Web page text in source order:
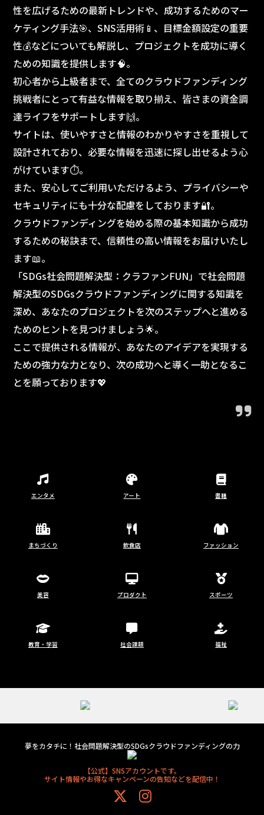
性を広げるための最新トレンドや、成功するためのマー
ケティング手法🎯、SNS活用術📱、目標金額設定の重要
性💰などについても解説し、プロジェクトを成功に導く
ための知識を提供します🧠。
初心者から上級者まで、全てのクラウドファンディング
挑戦者にとって有益な情報を取り揃え、皆さまの資金調
達ライフをサポートします🙌。
サイトは、使いやすさと情報のわかりやすさを重視して
設計されており、必要な情報を迅速に探し出せるよう心
がけています⏱️。
また、安心してご利用いただけるよう、プライバシーや
セキュリティにも十分な配慮をしております🔐。
クラウドファンディングを始める際の基本知識から成功
するための秘訣まで、信頼性の高い情報をお届けいたし
ます📖。
「SDGs社会問題解決型：クラファンFUN」で社会問題
解決型のSDGsクラウドファンディングに関する知識を
深め、あなたのプロジェクトを次のステップへと進める
ためのヒントを見つけましょう🌟。
ここで提供される情報が、あなたのアイデアを実現する
ための強力な力となり、次の成功へと導く一助となるこ
とを願っております💖
エンタメ アート 書籍
まちづくり 飲食店 ファッション
美容 プロダクト スポーツ
教育・学習 社会課題 福祉
夢をカタチに！社会問題解決型のSDGsクラウドファンディングの力
【公式】SNSアカウントです。
サイト情報やお得なキャンペーンの告知などを配信中！